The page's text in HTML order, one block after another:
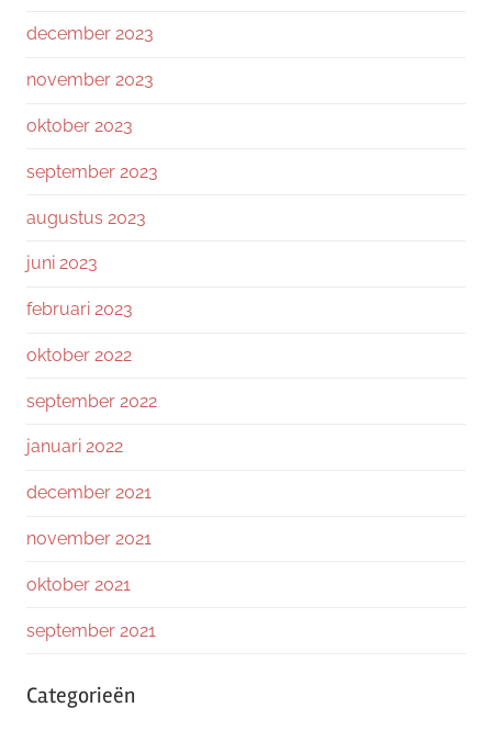
december 2023
november 2023
oktober 2023
september 2023
augustus 2023
juni 2023
februari 2023
oktober 2022
september 2022
januari 2022
december 2021
november 2021
oktober 2021
september 2021
Categorieën